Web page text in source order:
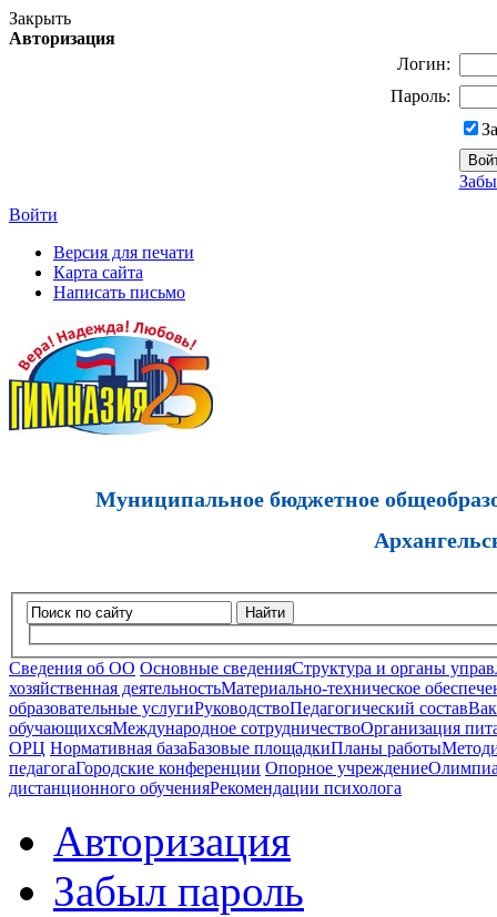
Закрыть
Авторизация
Логин:
Пароль:
Войти
Версия для печати
Карта сайта
Написать письмо
Муниципальное бюджетное
Найти
Сведения об ОО Основные сведенияСтруктура и органы
хозяйственная деятельностьМатериально-техническое
образовательные услугиРуководствоПедагогический состав
обучающихсяМеждународное сотрудничествоОрганизация
ОРЦ Нормативная базаБазовые площадкиПланы работы
педагогаГородские конференции Опорное учреждение
дистанционного обученияРекомендации психолога
Авторизация
Забыл пароль